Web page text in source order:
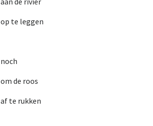
op te leggen
noch
om de roos
af te rukken